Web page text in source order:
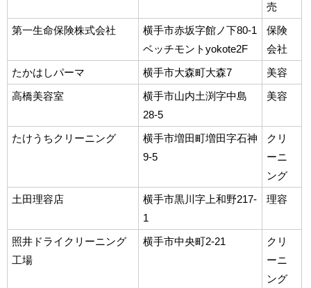
売
第一生命保険株式会社
横手市赤坂字館ノ下80-1
ベッチモントyokote2F
保険
会社
たかはしパーマ
横手市大森町大森7
美容
高橋美容室
横手市山内土渕字中島
28-5
美容
たけうちクリーニング
横手市増田町増田字石神
9-5
クリ
ーニ
ング
土田理容店
横手市黒川字上和野217-
1
理容
照井ドライクリーニング
工場
横手市中央町2-21
クリ
ーニ
ング